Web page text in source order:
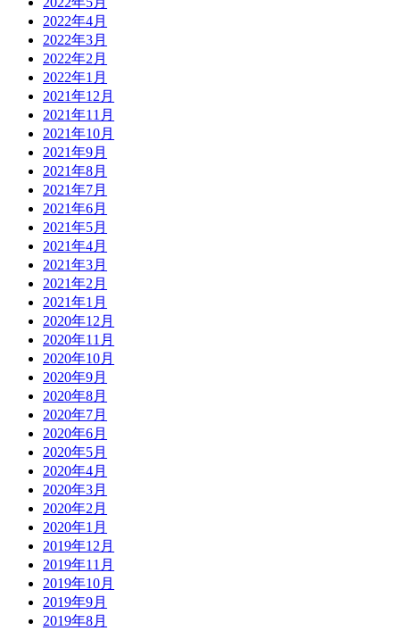
2022年4月
2022年3月
2022年2月
2022年1月
2021年12月
2021年11月
2021年10月
2021年9月
2021年8月
2021年7月
2021年6月
2021年5月
2021年4月
2021年3月
2021年2月
2021年1月
2020年12月
2020年11月
2020年10月
2020年9月
2020年8月
2020年7月
2020年6月
2020年5月
2020年4月
2020年3月
2020年2月
2020年1月
2019年12月
2019年11月
2019年10月
2019年9月
2019年8月